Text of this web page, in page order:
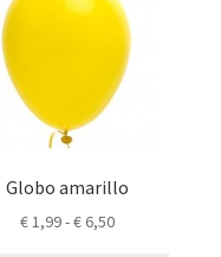
Globo amarillo
€1,99-€6,50Rango